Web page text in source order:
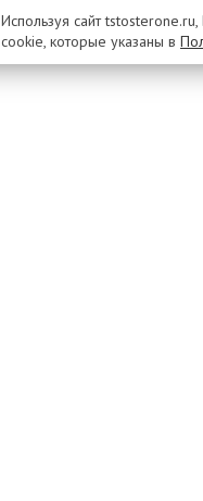
Используя сайт
cookie, которые указаны в